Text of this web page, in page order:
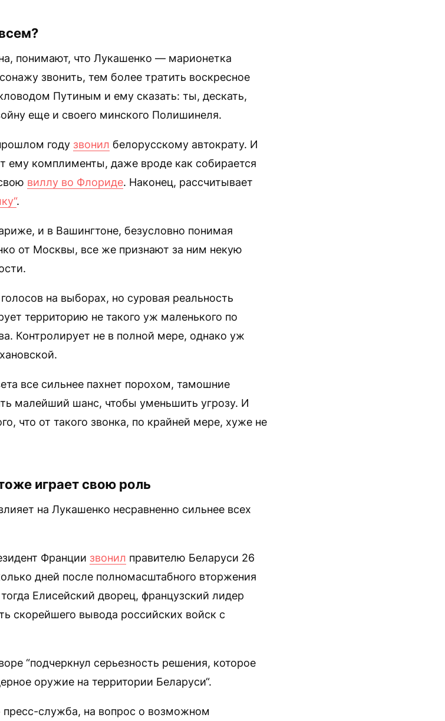
понимают, что Лукашенко — марионетка
звонить, тем более тратить воскресное
Путиным и ему сказать: ты, дескать,
еще и своего минского Полишинеля.
году звонил белорусскому автократу. И
ему комплименты, даже вроде как собирается
виллу во Флориде. Наконец, рассчитывает
.
и в Вашингтоне, безусловно понимая
от Москвы, все же признают за ним некую
на выборах, но суровая реальность
территорию не такого уж маленького по
Контролирует не в полной мере, однако уж
все сильнее пахнет порохом, тамошние
малейший шанс, чтобы уменьшить угрозу. И
что от такого звонка, по крайней мере, хуже не
играет свою роль
на Лукашенко несравненно сильнее всех
Франции звонил правителю Беларуси 26
дней после полномасштабного вторжения
Елисейский дворец, французский лидер
скорейшего вывода российских войск с
“подчеркнул серьезность решения, которое
оружие на территории Беларуси“.
пресс-служба, на вопрос о возможном